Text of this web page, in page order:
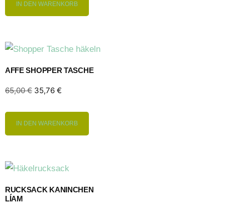
IN DEN WARENKORB
AFFE SHOPPER TASCHE
65,00€ 35,76 €
IN DEN WARENKORB
RUCKSACK KANINCHEN
LÍAM